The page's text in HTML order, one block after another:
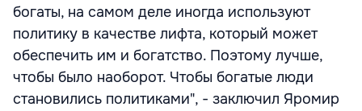
богаты, на самом деле иногда используют
политику в качестве лифта, который может
обеспечить им и богатство. Поэтому лучше,
чтобы было наоборот. Чтобы богатые люди
становились политиками", - заключил Яромир